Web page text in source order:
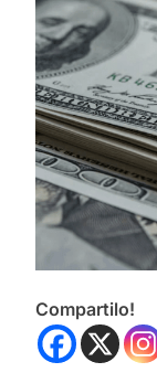
Compartilo!